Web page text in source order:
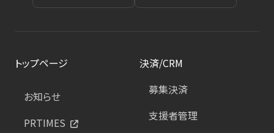
トップページ
お知らせ
PRTIMES
決済/CRM
募集決済
支援者管理